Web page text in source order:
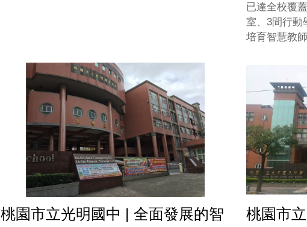
已達全校覆
室、3間行動
培育智慧教
桃園市立光明國中 | 全面發展的智
桃園市